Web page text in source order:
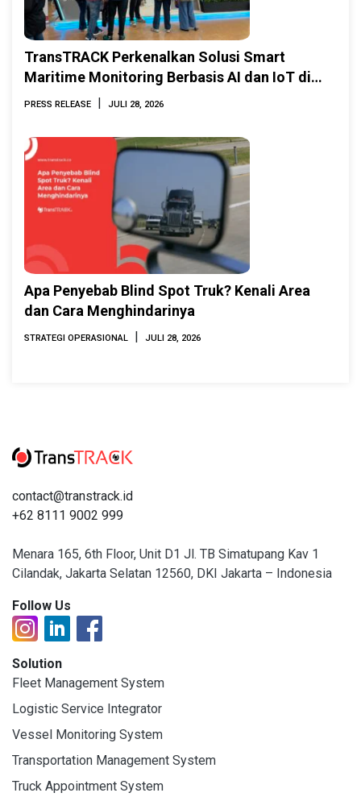
TransTRACK Perkenalkan Solusi Smart
Maritime Monitoring Berbasis AI dan IoT di
INAMARINE 2026
PRESS RELEASE | JULI 28, 2026
Apa Penyebab Blind Spot Truk? Kenali Area
dan Cara Menghindarinya
STRATEGI OPERASIONAL | JULI 28, 2026
contact@transtrack.id
+62 8111 9002 999
Menara 165, 6th Floor, Unit D1 Jl. TB Simatupang Kav 1
Cilandak, Jakarta Selatan 12560, DKI Jakarta – Indonesia
Follow Us
Solution
Fleet Management System
Logistic Service Integrator
Vessel Monitoring System
Transportation Management System
Truck Appointment System